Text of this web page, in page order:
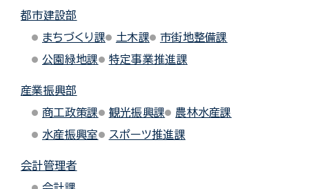
都市建設部
まちづくり課
土木課
市街地整備課
公園緑地課
特定事業推進課
産業振興部
商工政策課
観光振興課
農林水産課
水産振興室
スポーツ推進課
会計管理者